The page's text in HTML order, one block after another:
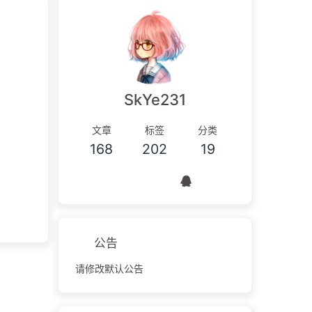
SkYe231
文章
168
标签
202
分类
19
公告
请修改默认公告